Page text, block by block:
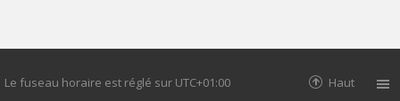
Le fuseau horaire est réglé sur UTC+01:00 Haut